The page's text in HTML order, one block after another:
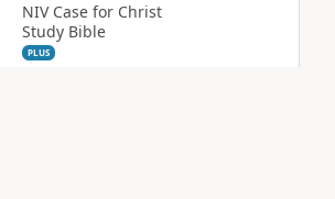
NIV Case for Christ
Study Bible
PLUS